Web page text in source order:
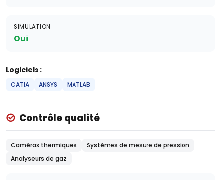
SIMULATION
Oui
Logiciels :
CATIA ANSYS MATLAB
Contrôle qualité
Caméras thermiques
Systèmes de mesure de pression
Analyseurs de gaz